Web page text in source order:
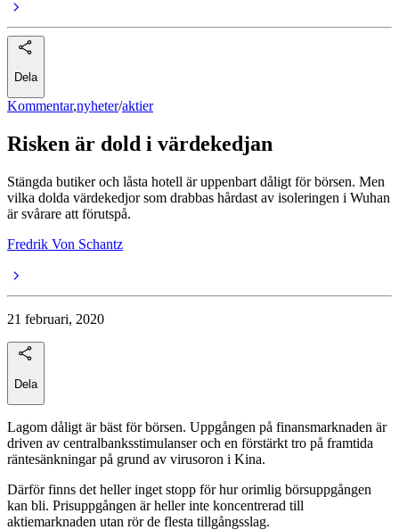
Dela
Kommentar,nyheter/aktier
Risken är dold i värdekedjan
Stängda butiker och låsta hotell är uppenbart dåligt för börsen. Men
vilka dolda värdekedjor som drabbas hårdast av isoleringen i Wuhan
är svårare att förutspå.
Fredrik Von Schantz
21 februari, 2020
Dela
Lagom dåligt är bäst för börsen. Uppgången på finansmarknaden är
driven av centralbanksstimulanser och en förstärkt tro på framtida
räntesänkningar på grund av virusoron i Kina.
Därför finns det heller inget stopp för hur orimlig börsuppgången
kan bli. Prisuppgången är heller inte koncentrerad till
aktiemarknaden utan rör de flesta tillgångsslag.